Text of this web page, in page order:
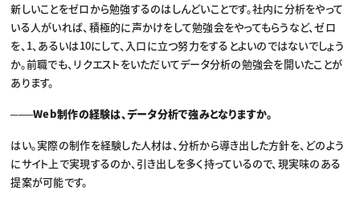
新しいことをゼロから勉強するのはしんどいことです。社内に分析をやって
いる人がいれば、積極的に声かけをして勉強会をやってもらうなど、ゼロ
を、1、あるいは10にして、入口に立つ努力をするとよいのではないでしょう
か。前職でも、リクエストをいただいてデータ分析の勉強会を開いたことが
あります。
───Web制作の経験は、データ分析で強みとなりますか。
はい。実際の制作を経験した人材は、分析から導き出した方針を、どのよう
にサイト上で実現するのか、引き出しを多く持っているので、現実味のある
提案が可能です。